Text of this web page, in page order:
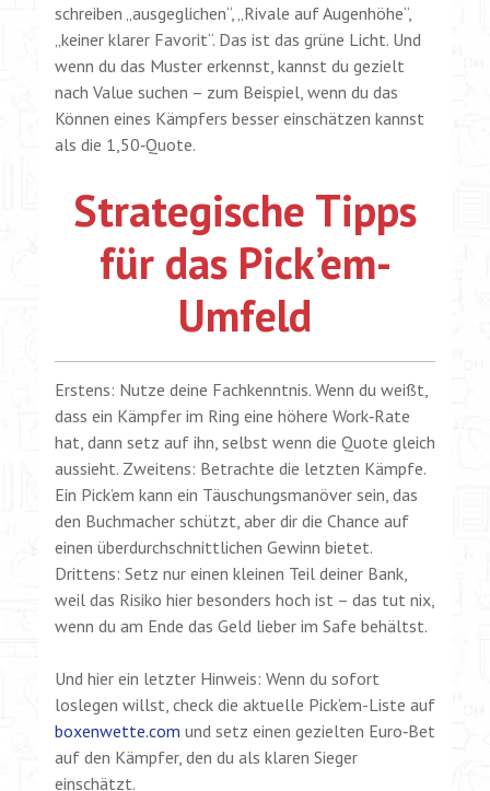
schreiben „ausgeglichen“, „Rivale auf Augenhöhe“,
„keiner klarer Favorit“. Das ist das grüne Licht. Und
wenn du das Muster erkennst, kannst du gezielt
nach Value suchen – zum Beispiel, wenn du das
Können eines Kämpfers besser einschätzen kannst
als die 1,50‑Quote.
Strategische Tipps
für das Pick’em-
Umfeld
Erstens: Nutze deine Fachkenntnis. Wenn du weißt,
dass ein Kämpfer im Ring eine höhere Work‑Rate
hat, dann setz auf ihn, selbst wenn die Quote gleich
aussieht. Zweitens: Betrachte die letzten Kämpfe.
Ein Pick’em kann ein Täuschungsmanöver sein, das
den Buchmacher schützt, aber dir die Chance auf
einen überdurchschnittlichen Gewinn bietet.
Drittens: Setz nur einen kleinen Teil deiner Bank,
weil das Risiko hier besonders hoch ist – das tut nix,
wenn du am Ende das Geld lieber im Safe behältst.
Und hier ein letzter Hinweis: Wenn du sofort
loslegen willst, check die aktuelle Pick’em-Liste auf
boxenwette.com und setz einen gezielten Euro‑Bet
auf den Kämpfer, den du als klaren Sieger
einschätzt.